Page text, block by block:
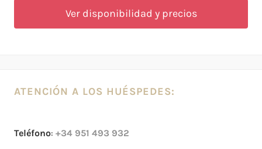
Ver disponibilidad y precios
ATENCIÓN A LOS HUÉSPEDES:
Teléfono: +34 951 493 932